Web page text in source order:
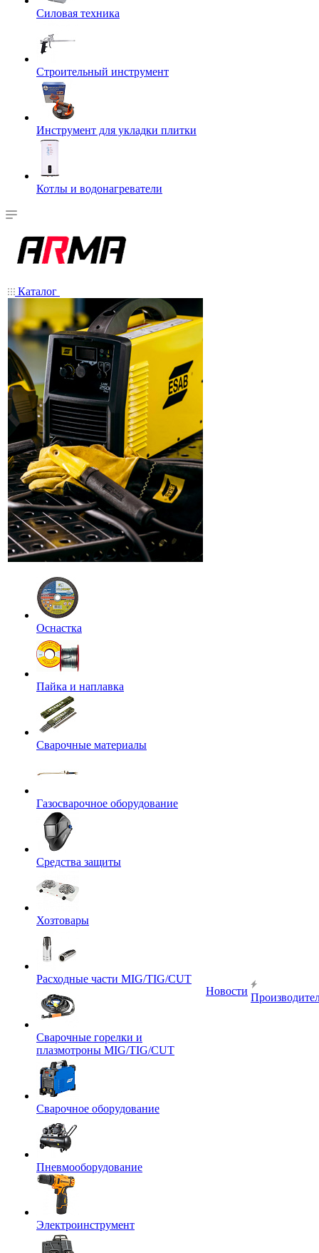
Силовая техника
Строительный инструмент
Инструмент для укладки плитки
Котлы и водонагреватели
Каталог
Оснастка
Пайка и наплавка
Сварочные материалы
Газосварочное оборудование
Средства защиты
Хозтовары
Расходные части MIG/TIG/CUT
Сварочные горелки и
плазмотроны MIG/TIG/CUT
Сварочное оборудование
Пневмооборудование
Электроинструмент
Новости